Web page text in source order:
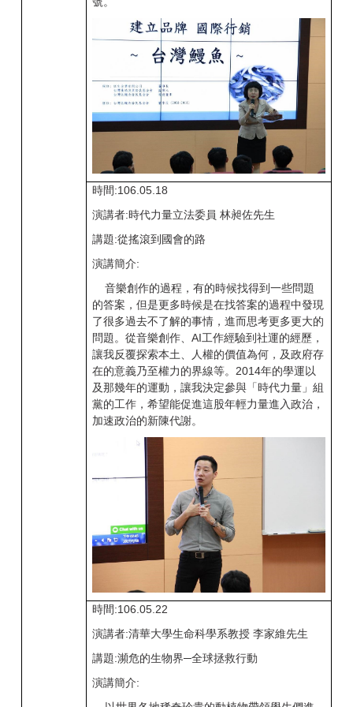
時間:106.05.18
演講者:時代力量立法委員 林昶佐先生
講題:從搖滾到國會的路
演講簡介:
音樂創作的過程，有的時候找得到一些問題
的答案，但是更多時候是在找答案的過程中發現
了很多過去不了解的事情，進而思考更多更大的
問題。從音樂創作、AI工作經驗到社運的經歷，
讓我反覆探索本土、人權的價值為何，及政府存
在的意義乃至權力的界線等。2014年的學運以
及那幾年的運動，讓我決定參與「時代力量」組
黨的工作，希望能促進這股年輕力量進入政治，
加速政治的新陳代謝。
時間:106.05.22
演講者:清華大學生命科學系教授 李家維先生
講題:瀕危的生物界─全球拯救行動
演講簡介: